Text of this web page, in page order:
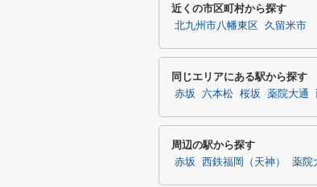
近くの市区町村から探す
北九州市八幡東区 久留米市
同じエリアにある駅から探す
赤坂 六本松 桜坂 薬院大通
周辺の駅から探す
赤坂 西鉄福岡（天神） 薬院